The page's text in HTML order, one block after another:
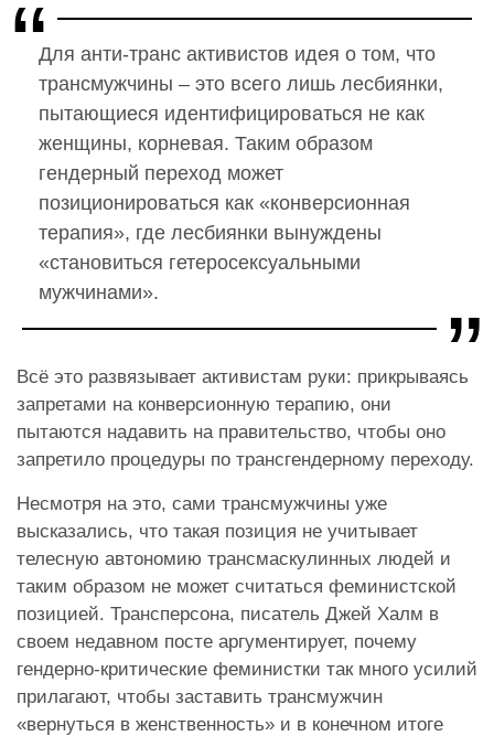
Для анти-транс активистов идея о том, что
трансмужчины – это всего лишь лесбиянки,
пытающиеся идентифицироваться не как
женщины, корневая. Таким образом
гендерный переход может
позиционироваться как «конверсионная
терапия», где лесбиянки вынуждены
«становиться гетеросексуальными
мужчинами».
Всё это развязывает активистам руки: прикрываясь
запретами на конверсионную терапию, они
пытаются надавить на правительство, чтобы оно
запретило процедуры по трансгендерному переходу.
Несмотря на это, сами трансмужчины уже
высказались, что такая позиция не учитывает
телесную автономию трансмаскулинных людей и
таким образом не может считаться феминистской
позицией. Трансперсона, писатель Джей Халм в
своем недавном посте аргументирует, почему
гендерно-критические феминистки так много усилий
прилагают, чтобы заставить трансмужчин
«вернуться в женственность» и в конечном итоге